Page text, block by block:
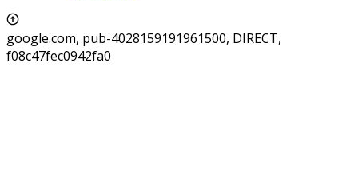
google.com, pub-4028159191961500, DIRECT,
f08c47fec0942fa0